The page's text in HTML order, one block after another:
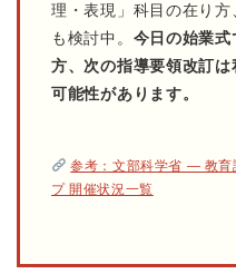
理・表現」科目の在り
も検討中。 今日の始業式
方、次の指導要領改訂
可能性があります。
参考：文部科学省 — 教育
プ 開催状況一覧